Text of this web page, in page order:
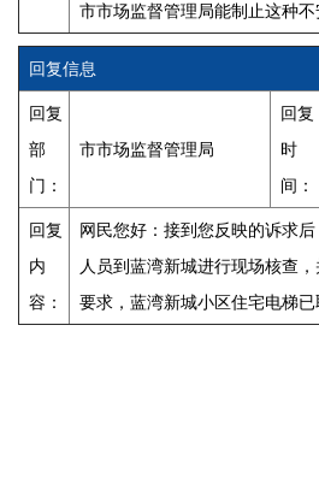
市市场监督管理局能制止这种不
回复信息
回复
部
门：
市市场监督管理局
回复
时
间：
回复
内
容：
网民您好：接到您反映的诉求
人员到蓝湾新城进行现场核查
要求，蓝湾新城小区住宅电梯已